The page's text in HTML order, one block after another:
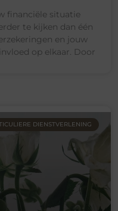
financiële situatie
te kijken dan één
en jouw
op elkaar. Door
DIENSTVERLENING